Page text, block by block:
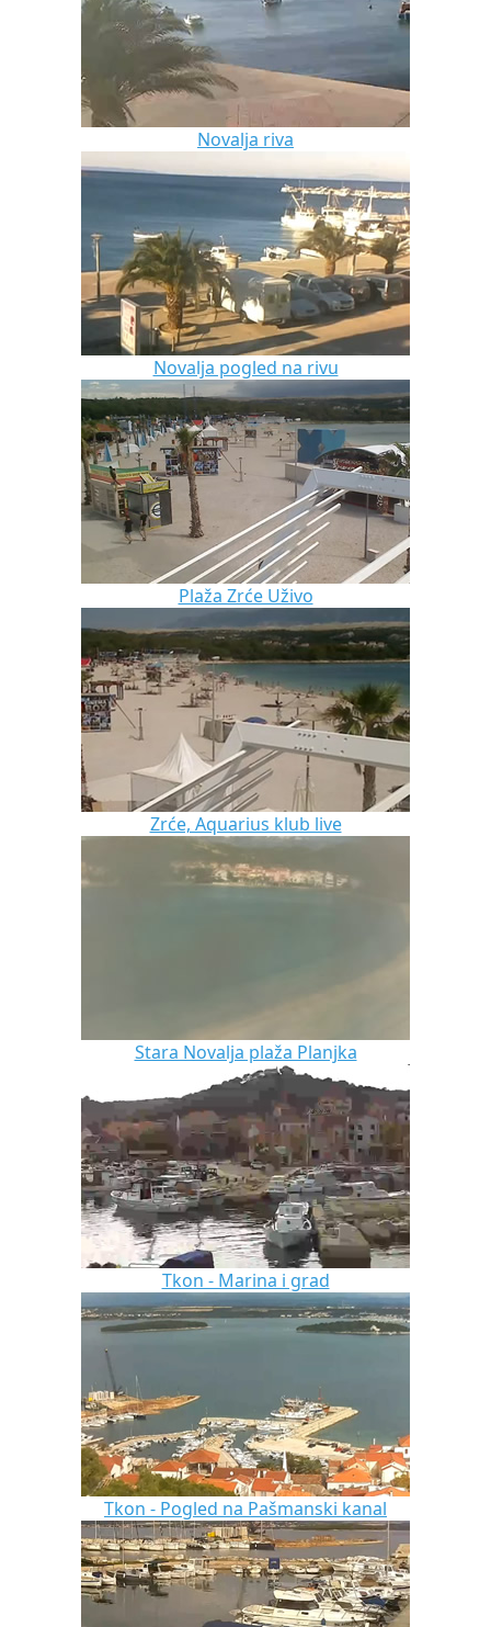
Novalja riva
Novalja pogled na rivu
Plaža Zrće Uživo
Zrće, Aquarius klub live
Stara Novalja plaža Planjka
Tkon - Marina i grad
Tkon - Pogled na Pašmanski kanal